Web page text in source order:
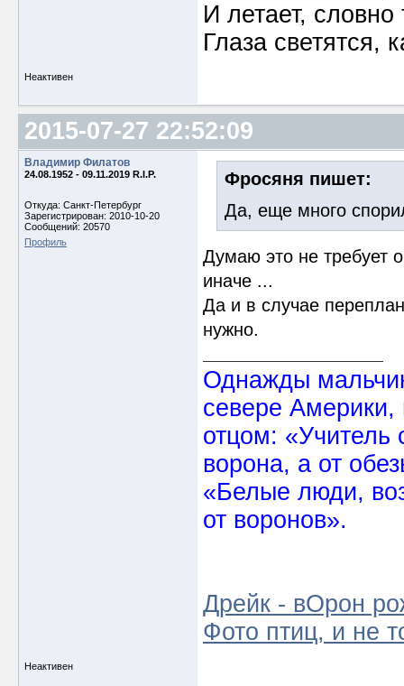
И летает, словно
Глаза светятся,
Неактивен
2015-07-27 22:52:09
Владимир Филатов
24.08.1952 - 09.11.2019 R.I.P.
Откуда: Санкт-Петербург
Зарегистрирован: 2010-10-20
Сообщений: 20570
Профиль
Фросяня пишет:
Да, еще много
Думаю это не требует
иначе ...
Да и в случае
нужно.
Однажды
севере
отцом: «Учитель
ворона, а от
«Белые люди,
от воронов».
Дрейк - вОрон
Фото птиц, и не
Неактивен